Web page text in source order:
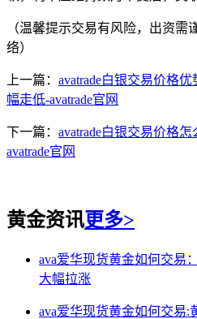
（温馨提示交易有风险，出资需
络）
上一篇： avatrade白银交易价格
幅走低-avatrade官网
下一篇： avatrade白银交易价格
avatrade官网
黄金资讯更多>
ava爱华现货黄金如何交易
大幅拉涨
ava爱华现货黄金如何交易: